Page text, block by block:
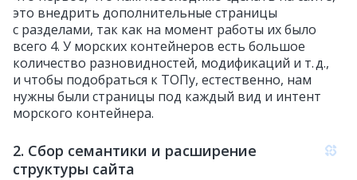
это внедрить дополнительные страницы
с разделами, так как на момент работы их было
всего 4. У морских контейнеров есть большое
количество разновидностей, модификаций и т. д.,
и чтобы подобраться к ТОПу, естественно, нам
нужны были страницы под каждый вид и интент
морского контейнера.
2. Сбор семантики и расширение
структуры сайта